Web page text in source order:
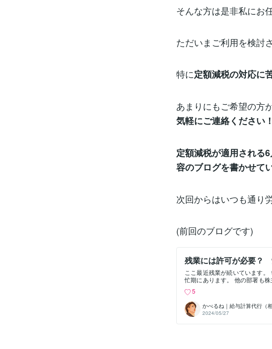
そんな方は是非私にお
ただいまご利用を検討
特に定額減税の対応に
あまりにもご希望の方
気軽にご連絡ください！
定額減税が適用される
容のブログを書かせて
次回からはいつも通り
(前回のブログです)
残業には許可が必要？
ここ最近残業が続いています
忙期にあります。 他の部署も
こと？ それもありますが、も
す。 答えをいうと36協定届と
きるようになります。 36協定
名称は「時間外労働・休日労働
法の第36条にその旨が記載され
とを使用者に定めている。」
ね。 36協定はその言葉通り協
5
かべるね｜給与計算代行（
2024/05/27